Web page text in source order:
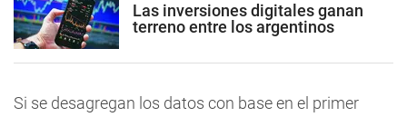
Las inversiones digitales ganan
terreno entre los argentinos
Si se desagregan los datos con base en el primer